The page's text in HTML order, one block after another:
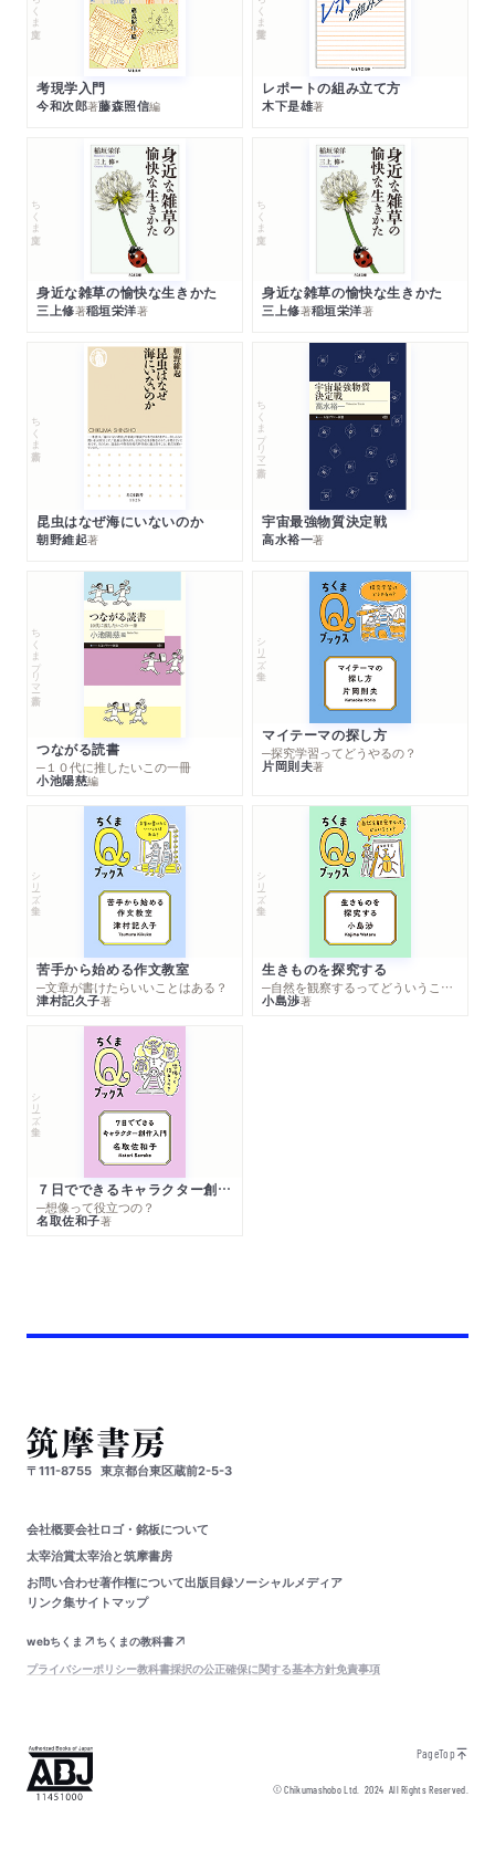
考現学入門
今和次郎著藤森照信編
レポートの組み立て方
木下是雄著
ちくま文庫
身近な雑草の愉快な生きかた
三上修著稲垣栄洋著
ちくま文庫
身近な雑草の愉快な生きかた
三上修著稲垣栄洋著
ちくま新書
昆虫はなぜ海にいないのか
朝野維起著
ちくまプリマー新書
宇宙最強物質決定戦
高水裕一著
ちくまプリマー新書
つながる読書
─１０代に推したいこの一冊
小池陽慈編
シリーズ・全集
マイテーマの探し方
─探究学習ってどうやるの？
片岡則夫著
シリーズ・全集
苦手から始める作文教室
─文章が書けたらいいことはある？
津村記久子著
シリーズ・全集
生きものを探究する
─自然を観察するってどういうこと？
小島渉著
シリーズ・全集
７日でできるキャラクター創作入門
─想像って役立つの？
名取佐和子著
〒111-8755 東京都台東区蔵前2-5-3
会社概要会社ロゴ・銘板について
太宰治賞太宰治と筑摩書房
お問い合わせ著作権について出版目録ソーシャルメディア
リンク集サイトマップ
webちくま
ちくまの教科書
プライバシーポリシー教科書採択の公正確保に関する基本方針免責事項
PageTop
© Chikumashobo Ltd.2024 All Rights Reserved.